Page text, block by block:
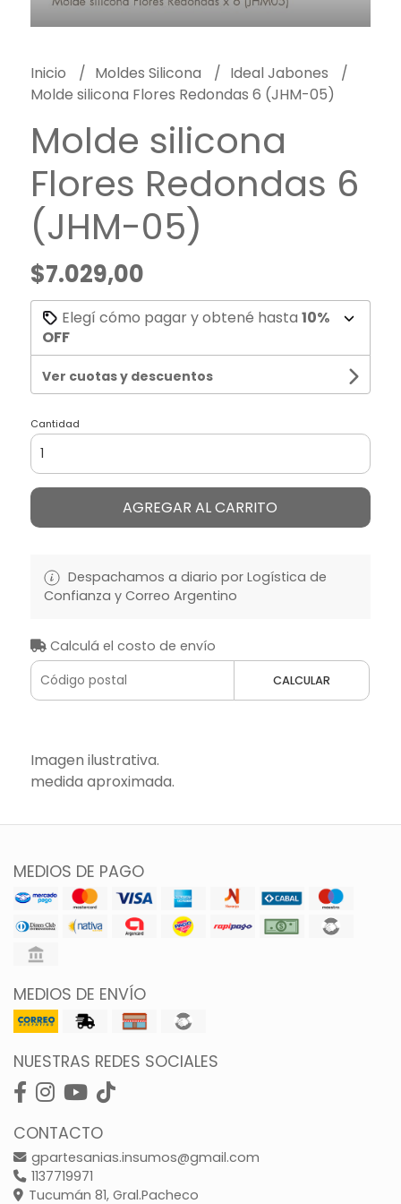
Inicio Moldes Silicona
Ideal Jabones
Molde silicona Flores Redondas 6 (JHM-05)
Molde silicona
Flores Redondas 6
(JHM-05)
$7.029,00
Elegí cómo pagar y obtené hasta 10%
OFF
Ver cuotas y descuentos
Cantidad
AGREGAR AL CARRITO
Despachamos a diario por Logística de
Confianza y Correo Argentino
Calculá el costo de envío
CALCULAR
Imagen ilustrativa.
medida aproximada.
MEDIOS DE PAGO
MEDIOS DE ENVÍO
NUESTRAS REDES SOCIALES
CONTACTO
gpartesanias.insumos@gmail.com
1137719971
Tucumán 81, Gral.Pacheco